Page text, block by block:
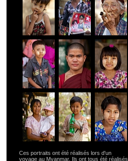
Ces portraits ont été réalisés lors d'un
voyage au Myanmar. Ils ont tous été réalisés